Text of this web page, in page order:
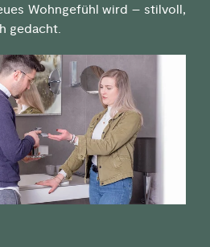
Wohngefühl wird – stilvoll,
gedacht.